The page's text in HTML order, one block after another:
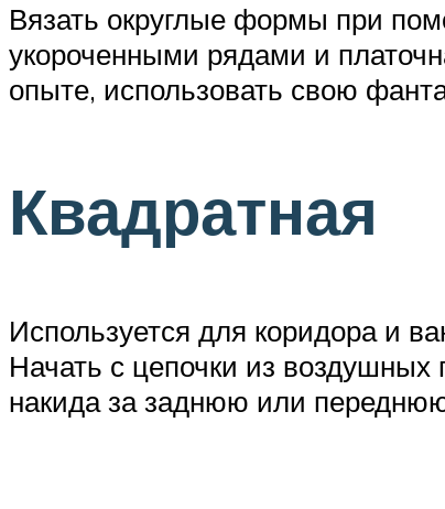
Вязать округлые формы при
укороченными рядами и
опыте, использовать свою
Квадратная
Используется для коридора и
Начать с цепочки из
накида за заднюю или